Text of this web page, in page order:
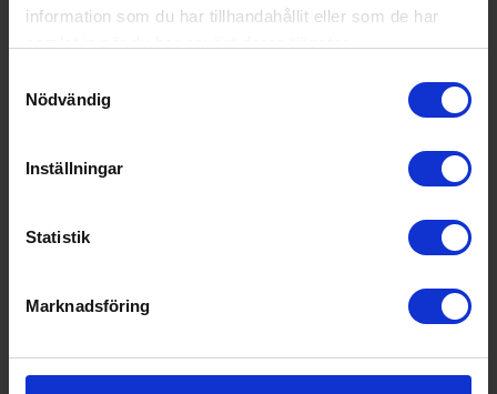
information som du har tillhandahållit eller som de har
Nödvändig
Inställningar
Statistik
Marknadsföring
Min höjd (cm):
81.8
Djup (cm):
ret akustiskt buller:
Vattenförbrukningen i lit
Programtid för diskprog
04:00